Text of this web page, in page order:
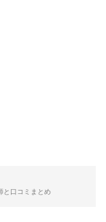
と口コミまとめ